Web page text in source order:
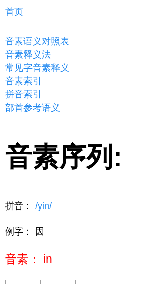
首页
音素语义对照表
音素释义法
常见字音素释义
音素索引
拼音索引
部首参考语义
音素序列:
拼音： /yin/
例字： 因
音素： in